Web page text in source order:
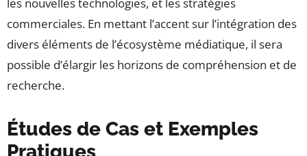
les nouvelles technologies, et les stratégies
commerciales. En mettant l’accent sur l’intégration des
divers éléments de l’écosystème médiatique, il sera
possible d’élargir les horizons de compréhension et de
recherche.
Études de Cas et Exemples